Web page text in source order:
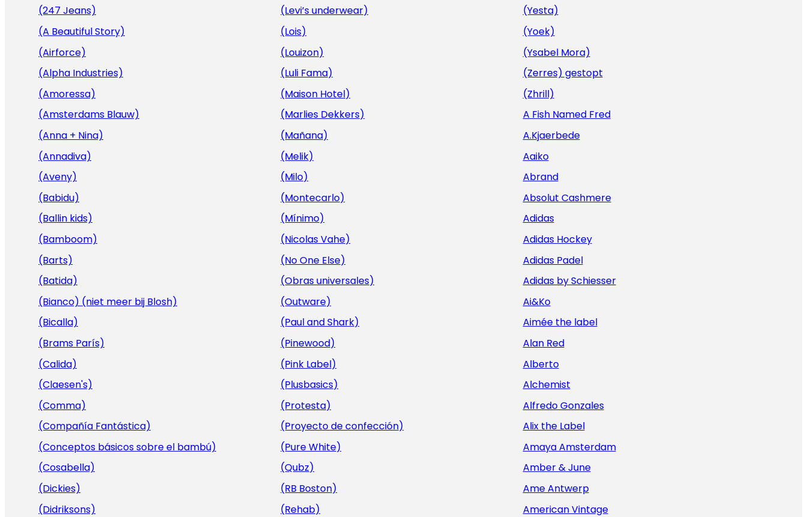
(247 Jeans)
(A Beautiful Story)
(Airforce)
(Alpha Industries)
(Amoressa)
(Amsterdams Blauw)
(Anna + Nina)
(Annadiva)
(Aveny)
(Babidu)
(Ballin kids)
(Bamboom)
(Barts)
(Batida)
(Bianco) (niet meer bij Blosh)
(Bicalla)
(Brams París)
(Calida)
(Claesen's)
(Comma)
(Compañía Fantástica)
(Conceptos básicos sobre el bambú)
(Cosabella)
(Dickies)
(Didriksons)
(Levi’s underwear)
(Lois)
(Louizon)
(Luli Fama)
(Maison Hotel)
(Marlies Dekkers)
(Mañana)
(Melik)
(Milo)
(Montecarlo)
(Mínimo)
(Nicolas Vahe)
(No One Else)
(Obras universales)
(Outware)
(Paul and Shark)
(Pinewood)
(Pink Label)
(Plusbasics)
(Protesta)
(Proyecto de confección)
(Pure White)
(Qubz)
(RB Boston)
(Rehab)
(Yesta)
(Yoek)
(Ysabel Mora)
(Zerres) gestopt
(Zhrill)
A Fish Named Fred
A.Kjaerbede
Aaiko
Abrand
Absolut Cashmere
Adidas
Adidas Hockey
Adidas Padel
Adidas by Schiesser
Ai&Ko
Aimée the label
Alan Red
Alberto
Alchemist
Alfredo Gonzales
Alix the Label
Amaya Amsterdam
Amber & June
Ame Antwerp
American Vintage